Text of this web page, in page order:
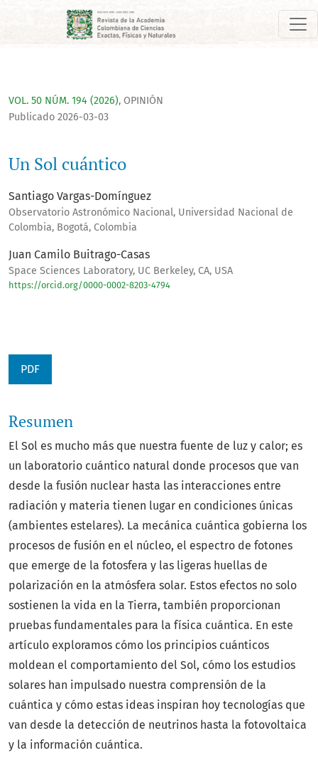
Un Sol cuántico
VOL. 50 NÚM. 194 (2026), OPINIÓN
Un Sol cuántico
Publicado 2026-03-03
Santiago Vargas-Domínguez
Observatorio Astronómico Nacional, Universidad Nacional de
Colombia, Bogotá, Colombia
Juan Camilo Buitrago-Casas
Space Sciences Laboratory, UC Berkeley, CA, USA
https://orcid.org/0000-0002-8203-4794
PDF
Resumen
El Sol es mucho más que nuestra fuente de luz y calor; es
un laboratorio cuántico natural donde procesos que van
desde la fusión nuclear hasta las interacciones entre
radiación y materia tienen lugar en condiciones únicas
(ambientes estelares). La mecánica cuántica gobierna los
procesos de fusión en el núcleo, el espectro de fotones
que emerge de la fotosfera y las ligeras huellas de
polarización en la atmósfera solar. Estos efectos no solo
sostienen la vida en la Tierra, también proporcionan
pruebas fundamentales para la física cuántica. En este
artículo exploramos cómo los principios cuánticos
moldean el comportamiento del Sol, cómo los estudios
solares han impulsado nuestra comprensión de la
cuántica y cómo estas ideas inspiran hoy tecnologías que
van desde la detección de neutrinos hasta la fotovoltaica
y la información cuántica.